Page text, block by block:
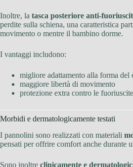
Inoltre, la tasca posteriore anti-
perdite sulla schiena, una caratteristica
movimento o mentre il bambino dorme.
I vantaggi includono:
migliore adattamento alla forma del
maggiore libertà di movimento
protezione extra contro le fuoriuscite
Morbidi e dermatologicamente testati
I pannolini sono realizzati con materiali
pensati per offrire comfort anche durante
Sono inoltre clinicamente e